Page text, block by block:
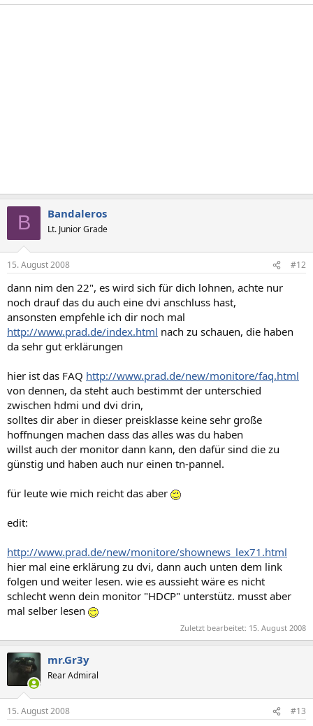
B Bandaleros
Lt. Junior Grade
15. August 2008 #12
dann nim den 22", es wird sich für dich lohnen, achte nur
noch drauf das du auch eine dvi anschluss hast,
ansonsten empfehle ich dir noch mal
http://www.prad.de/index.html nach zu schauen, die haben
da sehr gut erklärungen
hier ist das FAQ http://www.prad.de/new/monitore/faq.html
von dennen, da steht auch bestimmt der unterschied
zwischen hdmi und dvi drin,
solltes dir aber in dieser preisklasse keine sehr große
hoffnungen machen dass das alles was du haben
willst auch der monitor dann kann, den dafür sind die zu
günstig und haben auch nur einen tn-pannel.
für leute wie mich reicht das aber
edit:
http://www.prad.de/new/monitore/shownews_lex71.html
hier mal eine erklärung zu dvi, dann auch unten dem link
folgen und weiter lesen. wie es aussieht wäre es nicht
schlecht wenn dein monitor "HDCP" unterstütz. musst aber
mal selber lesen
Zuletzt bearbeitet: 15. August 2008
mr.Gr3y
Rear Admiral
15. August 2008 #13